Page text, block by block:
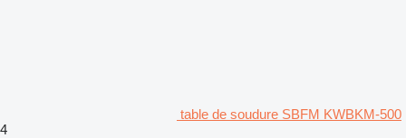
table de soudure SBFM KWBKM-500
4